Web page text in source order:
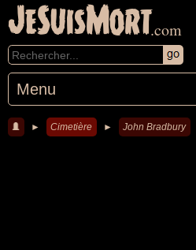
JeSuisMort.com
Menu
► Cimetière ► John Bradbury